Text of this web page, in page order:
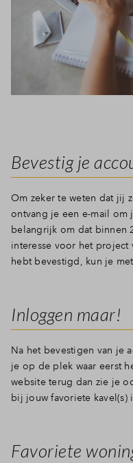
Bevestig je
Om zeker te weten dat jij
ontvang je een e-mail om
belangrijk om dat binnen
interesse voor het
hebt bevestigd, kun je
Inloggen maar!
Na het bevestigen van je
je op de plek waar eerst
website terug dan zie je
bij jouw favoriete kavel(s)
Favoriete